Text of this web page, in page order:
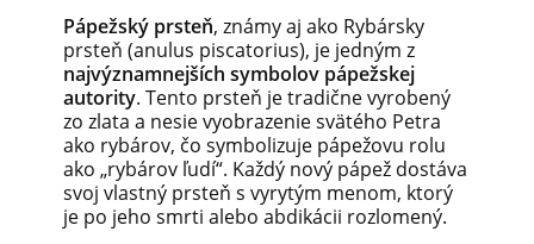
Pápežský prsteň, známy aj ako Rybársky
prsteň (anulus piscatorius), je jedným z
najvýznamnejších symbolov pápežskej
autority. Tento prsteň je tradične vyrobený
zo zlata a nesie vyobrazenie svätého Petra
ako rybárov, čo symbolizuje pápežovu rolu
ako „rybárov ľudí“. Každý nový pápež dostáva
svoj vlastný prsteň s vyrytým menom, ktorý
je po jeho smrti alebo abdikácii rozlomený.